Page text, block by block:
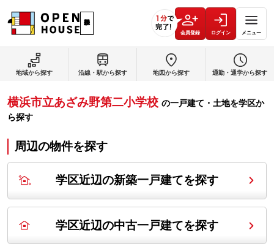
会員登録 ログイン メニュー
地域から探す 沿線・駅から探す 地図から探す 通勤・通学から探す
横浜市立あざみ野第二小学校 の一戸建て・土地を学区か
ら探す
周辺の物件を探す
学区近辺の新築一戸建てを探す
学区近辺の中古一戸建てを探す